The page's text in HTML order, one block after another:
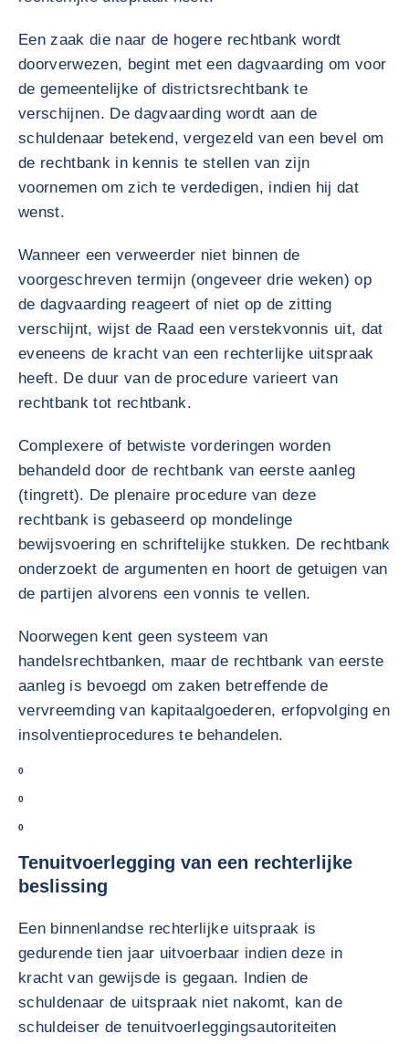
Een zaak die naar de hogere rechtbank wordt
doorverwezen, begint met een dagvaarding om voor
de gemeentelijke of districtsrechtbank te
verschijnen. De dagvaarding wordt aan de
schuldenaar betekend, vergezeld van een bevel om
de rechtbank in kennis te stellen van zijn
voornemen om zich te verdedigen, indien hij dat
wenst.
Wanneer een verweerder niet binnen de
voorgeschreven termijn (ongeveer drie weken) op
de dagvaarding reageert of niet op de zitting
verschijnt, wijst de Raad een verstekvonnis uit, dat
eveneens de kracht van een rechterlijke uitspraak
heeft. De duur van de procedure varieert van
rechtbank tot rechtbank.
Complexere of betwiste vorderingen worden
behandeld door de rechtbank van eerste aanleg
(tingrett). De plenaire procedure van deze
rechtbank is gebaseerd op mondelinge
bewijsvoering en schriftelijke stukken. De rechtbank
onderzoekt de argumenten en hoort de getuigen van
de partijen alvorens een vonnis te vellen.
Noorwegen kent geen systeem van
handelsrechtbanken, maar de rechtbank van eerste
aanleg is bevoegd om zaken betreffende de
vervreemding van kapitaalgoederen, erfopvolging en
insolventieprocedures te behandelen.
0
0
0
Tenuitvoerlegging van een rechterlijke
beslissing
Een binnenlandse rechterlijke uitspraak is
gedurende tien jaar uitvoerbaar indien deze in
kracht van gewijsde is gegaan. Indien de
schuldenaar de uitspraak niet nakomt, kan de
schuldeiser de tenuitvoerleggingsautoriteiten